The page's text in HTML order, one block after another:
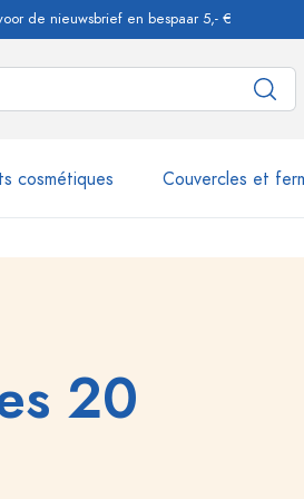
de nieuwsbrief en bespaar 5,- €
cosmétiques Couvercles et
plus de 2.500 produits
20